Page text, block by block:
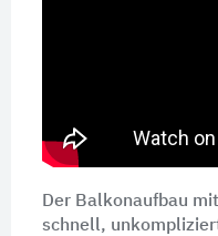
Der Balkonaufbau
schnell,